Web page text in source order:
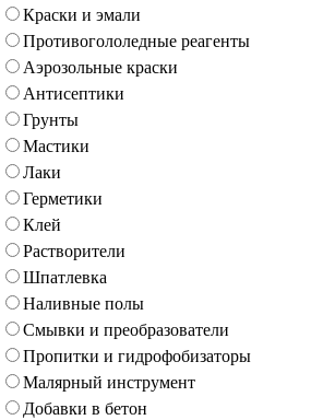
Краски и эмали
Противогололедные реагенты
Аэрозольные краски
Антисептики
Грунты
Мастики
Лаки
Герметики
Клей
Растворители
Шпатлевка
Наливные полы
Смывки и преобразователи
Пропитки и гидрофобизаторы
Малярный инструмент
Добавки в бетон